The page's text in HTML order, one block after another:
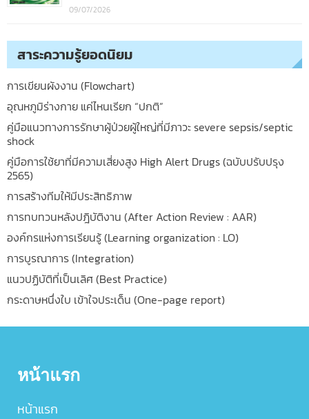
09/07/2026
สาระความรู้ยอดนิยม
การเขียนผังงาน (Flowchart)
อุณหภูมิร่างกาย แค่ไหนเรียก “ปกติ”
คู่มือแนวทางการรักษาผู้ป่วยผู้ใหญ่ที่มีภาวะ severe sepsis/septic
shock
คู่มือการใช้ยาที่มีความเสี่ยงสูง High Alert Drugs (ฉบับปรับปรุง
2565)
การสร้างทีมให้มีประสิทธิภาพ
การทบทวนหลังปฎิบัติงาน (After Action Review : AAR)
องค์กรแห่งการเรียนรู้ (Learning organization : LO)
การบูรณาการ (Integration)
แนวปฏิบัติที่เป็นเลิศ (Best Practice)
กระดาษหนึ่งใบ เข้าใจประเด็น (One-page report)
หน้าแรก
หน้าแรก